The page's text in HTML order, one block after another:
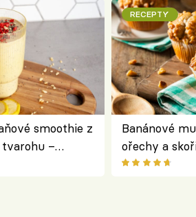
smoothie z
tvarohu –
RECEPTY
Banánové
ořechy a